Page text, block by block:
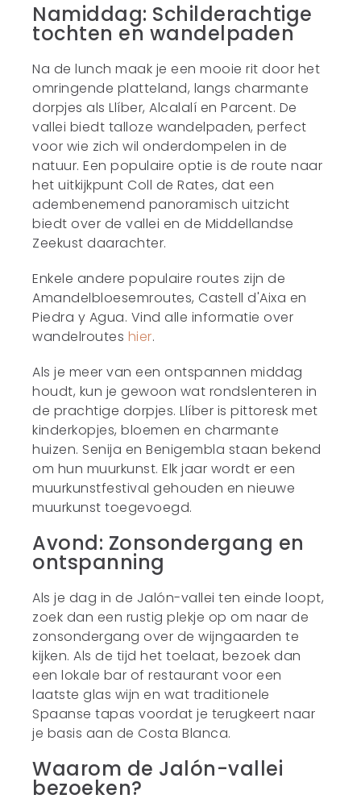
Namiddag: Schilderachtige
tochten en wandelpaden
Na de lunch maak je een mooie rit door het
omringende platteland, langs charmante
dorpjes als Llíber, Alcalalí en Parcent. De
vallei biedt talloze wandelpaden, perfect
voor wie zich wil onderdompelen in de
natuur. Een populaire optie is de route naar
het uitkijkpunt Coll de Rates, dat een
adembenemend panoramisch uitzicht
biedt over de vallei en de Middellandse
Zeekust daarachter.
Enkele andere populaire routes zijn de
Amandelbloesemroutes, Castell d'Aixa en
Piedra y Agua. Vind alle informatie over
wandelroutes hier.
Als je meer van een ontspannen middag
houdt, kun je gewoon wat rondslenteren in
de prachtige dorpjes. Llíber is pittoresk met
kinderkopjes, bloemen en charmante
huizen. Senija en Benigembla staan bekend
om hun muurkunst. Elk jaar wordt er een
muurkunstfestival gehouden en nieuwe
muurkunst toegevoegd.
Avond: Zonsondergang en
ontspanning
Als je dag in de Jalón-vallei ten einde loopt,
zoek dan een rustig plekje op om naar de
zonsondergang over de wijngaarden te
kijken. Als de tijd het toelaat, bezoek dan
een lokale bar of restaurant voor een
laatste glas wijn en wat traditionele
Spaanse tapas voordat je terugkeert naar
je basis aan de Costa Blanca.
Waarom de Jalón-vallei
bezoeken?